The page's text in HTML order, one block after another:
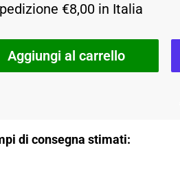
€8,00 in Italia
Aggiungi al carrello
di consegna stimati: